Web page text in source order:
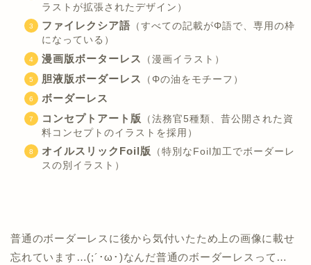
ラストが拡張されたデザイン）
ファイレクシア語 （すべての記載がΦ語で、専用の枠
になっている）
漫画版ボーターレス （漫画イラスト）
胆液版ボーダーレス （Φの油をモチーフ）
ボーダーレス
コンセプトアート版
（法務官5種類、昔公開された資
料コンセプトのイラストを採用）
オイルスリックFoil版
（特別なFoil加工でボーダーレ
スの別イラスト）
普通のボーダーレスに後から気付いたため上の画像に載せ
忘れています…(;´･ω･)なんだ普通のボーダーレスって…